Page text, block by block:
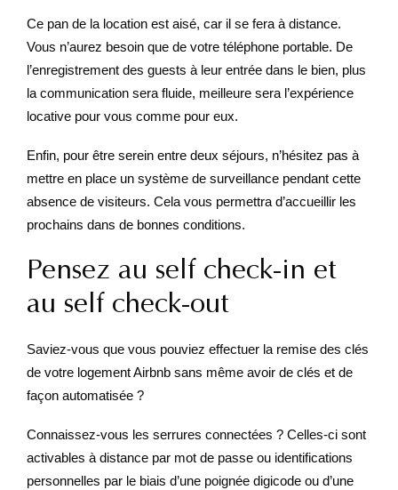
Ce pan de la location est aisé, car il se fera à distance.
Vous n’aurez besoin que de votre téléphone portable. De
l’enregistrement des guests à leur entrée dans le bien, plus
la communication sera fluide, meilleure sera l’expérience
locative pour vous comme pour eux.
Enfin, pour être serein entre deux séjours, n’hésitez pas à
mettre en place un système de surveillance pendant cette
absence de visiteurs. Cela vous permettra d’accueillir les
prochains dans de bonnes conditions.
Pensez au self check-in et
au self check-out
Saviez-vous que vous pouviez effectuer la remise des clés
de votre logement Airbnb sans même avoir de clés et de
façon automatisée ?
Connaissez-vous les serrures connectées ? Celles-ci sont
activables à distance par mot de passe ou identifications
personnelles par le biais d’une poignée digicode ou d’une